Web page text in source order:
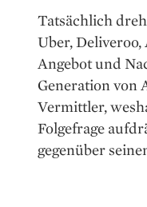
Tatsächlich
Uber,
Angebot und
Generation von
Vermittler,
Folgefrage
gegenüber